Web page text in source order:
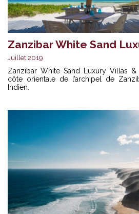
Zanzibar White Sand
Juillet 2019
Zanzibar White Sand Luxury Villas &
côte orientale de l’archipel de
Indien.